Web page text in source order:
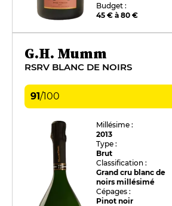
Budget :
45 € à 80 €
G.H. Mumm
RSRV BLANC DE NOIRS
91/100
Millésime :
2013
Type :
Brut
Classification :
Grand cru blanc de
noirs millésimé
Cépages :
Pinot noir